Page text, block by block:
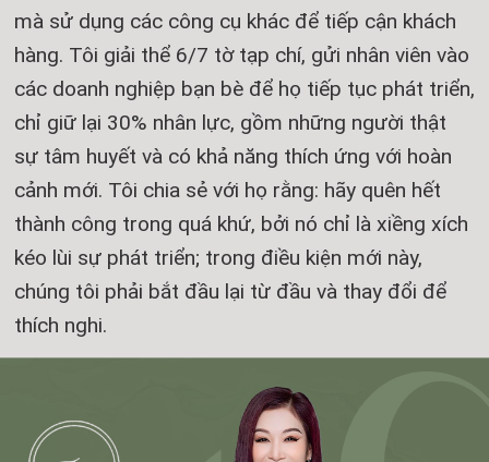
mà sử dụng các công cụ khác để tiếp cận khách
hàng. Tôi giải thể 6/7 tờ tạp chí, gửi nhân viên vào
các doanh nghiệp bạn bè để họ tiếp tục phát triển,
chỉ giữ lại 30% nhân lực, gồm những người thật
sự tâm huyết và có khả năng thích ứng với hoàn
cảnh mới. Tôi chia sẻ với họ rằng: hãy quên hết
thành công trong quá khứ, bởi nó chỉ là xiềng xích
kéo lùi sự phát triển; trong điều kiện mới này,
chúng tôi phải bắt đầu lại từ đầu và thay đổi để
thích nghi.